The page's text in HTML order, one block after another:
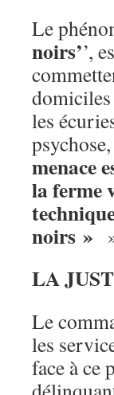
Le
noirs’’,
les
menace
la ferme
noirs »
LA
Le
les
face à ce